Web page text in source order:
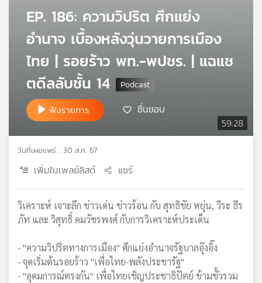
59:28
EP. 186: ความวิปริต ศึกแย่ง
อำนาจ เบื้องหลังวุ่นวายการเมือง
ไทย | รอยร้าว พท.-พปชร. | แฉแช
ตดีลลับชั้น 14
ฟังรายการ ชื่นชอบ
วันที่เผยแพร่ : 30 ส.ค. 67
เพิ่มในเพลย์ลิสต์ แชร์
วิเคราะห์ เจาะลึก ข่าวเด่น ข่าวร้อน กับ สุทธิชัย หยุ่น, วีระ ธีร
ภัท และ วิสุทธิ์ คมวัชรพงศ์ กับการวิเคราะห์ประเด็น
- "ความวิปริตทางการเมือง" ศึกแย่งอำนาจรัฐบาลอุ๊งอิ๊ง
- จุดเริ่มต้นรอยร้าว "เพื่อไทย-พลังประชารัฐ"
- "อุดมการณ์ตรงกัน" เพื่อไทยเชิญประชาธิปัตย์ ข้ามขั้วรวม